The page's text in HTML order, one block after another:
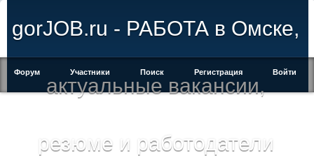
gorJOB.ru - РАБОТА в Омске,
актуальные вакансии,
резюме и работодатели
Форум Участники Поиск Регистрация Войти